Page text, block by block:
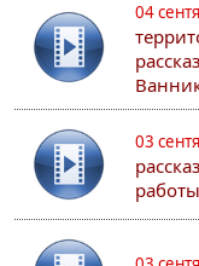
04
03